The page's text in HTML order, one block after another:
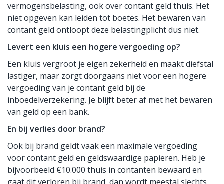
vermogensbelasting, ook over contant geld thuis. Het
niet opgeven kan leiden tot boetes. Het bewaren van
contant geld ontloopt deze belastingplicht dus niet.
Levert een kluis een hogere vergoeding op?
Een kluis vergroot je eigen zekerheid en maakt diefstal
lastiger, maar zorgt doorgaans niet voor een hogere
vergoeding van je contant geld bij de
inboedelverzekering. Je blijft beter af met het bewaren
van geld op een bank.
En bij verlies door brand?
Ook bij brand geldt vaak een maximale vergoeding
voor contant geld en geldswaardige papieren. Heb je
bijvoorbeeld €10.000 thuis in contanten bewaard en